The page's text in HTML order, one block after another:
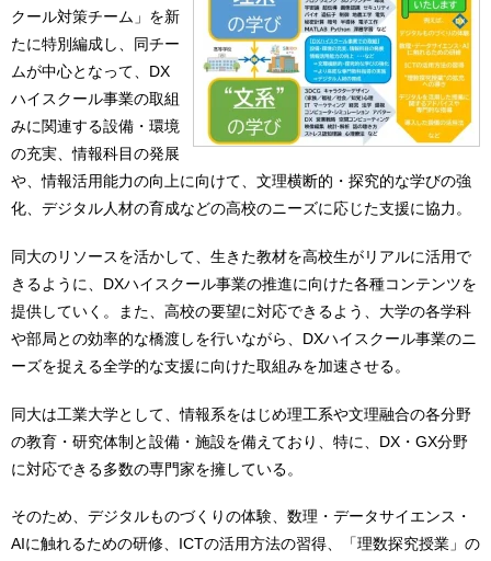
クール対策チーム」を新
たに特別編成し、同チー
ムが中心となって、DX
ハイスクール事業の取組
みに関連する設備・環境
の充実、情報科目の発展
や、情報活用能力の向上に向けて、文理横断的・探究的な学びの強
化、デジタル人材の育成などの高校のニーズに応じた支援に協力。
同大のリソースを活かして、生きた教材を高校生がリアルに活用で
きるように、DXハイスクール事業の推進に向けた各種コンテンツを
提供していく。また、高校の要望に対応できるよう、大学の各学科
や部局との効率的な橋渡しを行いながら、DXハイスクール事業のニ
ーズを捉える全学的な支援に向けた取組みを加速させる。
同大は工業大学として、情報系をはじめ理工系や文理融合の各分野
の教育・研究体制と設備・施設を備えており、特に、DX・GX分野
に対応できる多数の専門家を擁している。
そのため、デジタルものづくりの体験、数理・データサイエンス・
AIに触れるための研修、ICTの活用方法の習得、「理数探究授業」の